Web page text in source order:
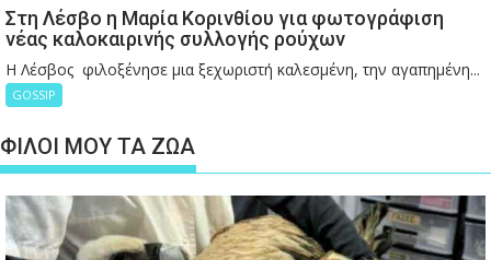
Στη Λέσβο η Μαρία Κορινθίου για φωτογράφιση
νέας καλοκαιρινής συλλογής ρούχων
Η Λέσβος φιλοξένησε μια ξεχωριστή καλεσμένη, την αγαπημένη...
GOSSIP
ΦΙΛΟΙ ΜΟΥ ΤΑ ΖΩΑ